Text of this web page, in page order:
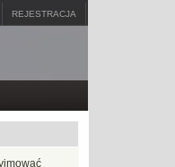
REJESTRACJA